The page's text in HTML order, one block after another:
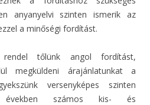
anyanyelvi szinten ismerik az
a minőségi fordítást.
rendel tőlünk angol fordítást,
megküldeni árajánlatunkat a
versenyképes szinten
számos kis- és